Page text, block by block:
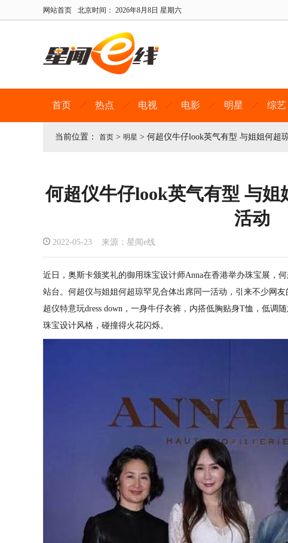
网站首页 北京时间： 2026年8月8日 星期六
首页 热点 电视 电影 明星 综艺
当前位置： 首页 > 明星 > 何超仪牛仔look英气有型 与姐姐何超
何超仪牛仔look英气有型 与姐
活动
2022-05-23 来源：星闻e线
近日，奥斯卡颁奖礼的御⽤珠宝设计师Anna在香港举办珠宝展，
站台。何超仪与姐姐何超琼罕见合体出席同一活动，引来不少网
超仪特意玩dress down，一身牛仔衣裤，内搭低胸贴⾝T恤，低调
珠宝设计风格，碰撞得火花闪烁。